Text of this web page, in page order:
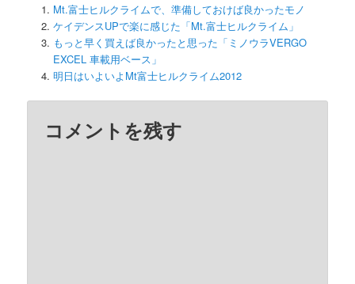
Mt.富士ヒルクライムで、準備しておけば良かったモノ
ケイデンスUPで楽に感じた「Mt.富士ヒルクライム」
もっと早く買えば良かったと思った「ミノウラVERGO
EXCEL 車載用ベース」
明日はいよいよMt富士ヒルクライム2012
コメントを残す